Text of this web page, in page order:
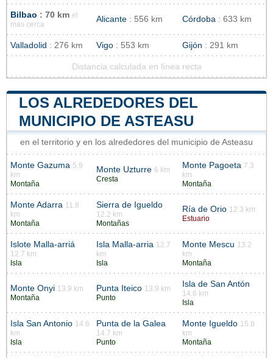
Bilbao : 70 km el
más cerca
Alicante : 556 km Córdoba : 633 km
Valladolid : 276 km Vigo : 553 km Gijón : 291 km
Distancia calculada en línea recta
LOS ALREDEDORES DEL
MUNICIPIO DE ASTEASU
en el territorio y en los alrededores del municipio de Asteasu
Monte Gazuma 5.9
km
Montaña
Monte Uzturre 6 km
Cresta
Monte Pagoeta 7.3
km
Montaña
Monte Adarra 11.8
km
Montaña
Sierra de Igueldo
12.2 km
Montañas
Ría de Orio 12.3 km
Estuario
Islote Malla-arriá
12.7 km
Isla
Isla Malla-arria 12.7
km
Isla
Monte Mescu 13.2
km
Montaña
Monte Onyi 13.9 km
Montaña
Punta Iteico 13.9 km
Punto
Isla de San Antón
14.6 km
Isla
Isla San Antonio 14.6
km
Isla
Punta de la Galea
14.7 km
Punto
Monte Igueldo 15.8
km
Montaña